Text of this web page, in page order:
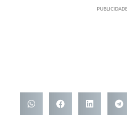
PUBLICIDADE